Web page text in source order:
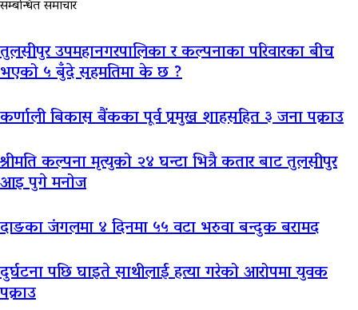
सम्बन्धित समाचार
तुलसीपुर उपमहानगरपालिका र कल्पनाका परिवारका बीच
भएको ५ बुँदे सहमतिमा के छ ?
कर्णाली बिकास बैंकका पूर्व प्रमुख शाहसहित ३ जना पक्राउ
श्रीमति कल्पना मृत्युको २४ घन्टा भित्रै कतार बाट तुलसीपुर
आइ पुगे मनोज
दाङका जंगलमा ४ दिनमा ५५ वटा भरुवा बन्दुक बरामद
दुर्घटना पछि घाइते साथीलाई हत्या गरेको आरोपमा युवक
पक्राउ